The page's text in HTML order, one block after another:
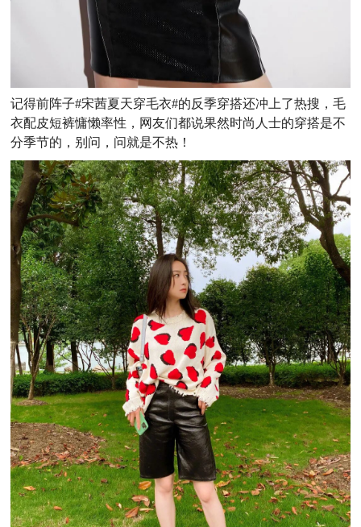
记得前阵子#宋茜夏天穿毛衣#的反季穿搭还冲上了热搜，毛
衣配皮短裤慵懒率性，网友们都说果然时尚人士的穿搭是不
分季节的，别问，问就是不热！